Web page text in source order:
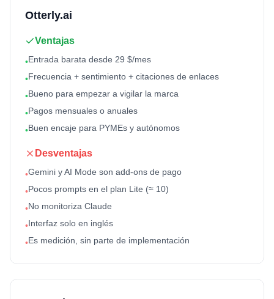
Otterly.ai
Ventajas
•Entrada barata desde 29 $/mes
•Frecuencia + sentimiento + citaciones de enlaces
•Bueno para empezar a vigilar la marca
•Pagos mensuales o anuales
•Buen encaje para PYMEs y autónomos
Desventajas
•Gemini y AI Mode son add-ons de pago
•Pocos prompts en el plan Lite (≈ 10)
•No monitoriza Claude
•Interfaz solo en inglés
•Es medición, sin parte de implementación